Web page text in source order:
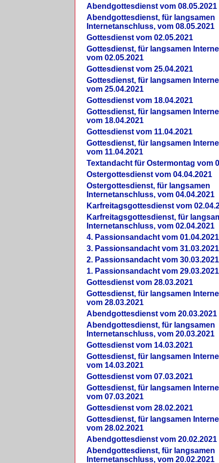
Abendgottesdienst vom 08.05.2021
Abendgottesdienst, für langsamen
Internetanschluss, vom 08.05.2021
Gottesdienst vom 02.05.2021
Gottesdienst, für langsamen
vom 02.05.2021
Gottesdienst vom 25.04.2021
Gottesdienst, für langsamen
vom 25.04.2021
Gottesdienst vom 18.04.2021
Gottesdienst, für langsamen
vom 18.04.2021
Gottesdienst vom 11.04.2021
Gottesdienst, für langsamen
vom 11.04.2021
Textandacht für Ostermontag vom
Ostergottesdienst vom 04.04.2021
Ostergottesdienst, für langsamen
Internetanschluss, vom 04.04.2021
Karfreitagsgottesdienst vom
Karfreitagsgottesdienst, für
Internetanschluss, vom 02.04.2021
4. Passionsandacht vom 01.04.2021
3. Passionsandacht vom 31.03.2021
2. Passionsandacht vom 30.03.2021
1. Passionsandacht vom 29.03.2021
Gottesdienst vom 28.03.2021
Gottesdienst, für langsamen
vom 28.03.2021
Abendgottesdienst vom 20.03.2021
Abendgottesdienst, für langsamen
Internetanschluss, vom 20.03.2021
Gottesdienst vom 14.03.2021
Gottesdienst, für langsamen
vom 14.03.2021
Gottesdienst vom 07.03.2021
Gottesdienst, für langsamen
vom 07.03.2021
Gottesdienst vom 28.02.2021
Gottesdienst, für langsamen
vom 28.02.2021
Abendgottesdienst vom 20.02.2021
Abendgottesdienst, für langsamen
Internetanschluss, vom 20.02.2021